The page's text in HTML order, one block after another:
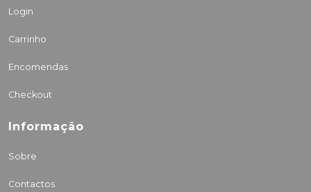
Login
Carrinho
Encomendas
Checkout
Informação
Sobre
Contactos